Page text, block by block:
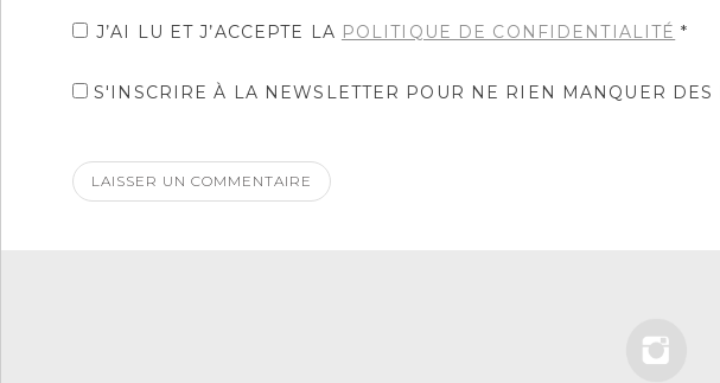
J’AI LU ET J’ACCEPTE LA POLITIQUE DE CONFIDENTIALITÉ *
S'INSCRIRE À LA NEWSLETTER POUR NE RIEN MANQUER